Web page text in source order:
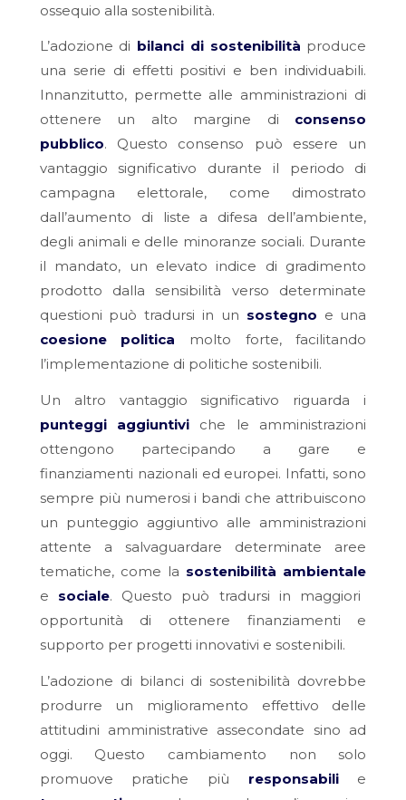
ossequio alla sostenibilità.
L’adozione di bilanci di sostenibilità produce
una serie di effetti positivi e ben individuabili.
Innanzitutto, permette alle amministrazioni di
ottenere un alto margine di consenso
pubblico. Questo consenso può essere un
vantaggio significativo durante il periodo di
campagna elettorale, come dimostrato
dall’aumento di liste a difesa dell’ambiente,
degli animali e delle minoranze sociali. Durante
il mandato, un elevato indice di gradimento
prodotto dalla sensibilità verso determinate
questioni può tradursi in un sostegno e una
coesione politica molto forte, facilitando
l’implementazione di politiche sostenibili.
Un altro vantaggio significativo riguarda i
punteggi aggiuntivi che le amministrazioni
ottengono partecipando a gare e
finanziamenti nazionali ed europei. Infatti, sono
sempre più numerosi i bandi che attribuiscono
un punteggio aggiuntivo alle amministrazioni
attente a salvaguardare determinate aree
tematiche, come la sostenibilità ambientale
e sociale. Questo può tradursi in maggiori
opportunità di ottenere finanziamenti e
supporto per progetti innovativi e sostenibili.
L’adozione di bilanci di sostenibilità dovrebbe
produrre un miglioramento effettivo delle
attitudini amministrative assecondate sino ad
oggi. Questo cambiamento non solo
promuove pratiche più responsabilie